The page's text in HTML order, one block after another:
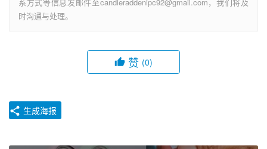
时沟通与处理。
赞 (0)
生成海报